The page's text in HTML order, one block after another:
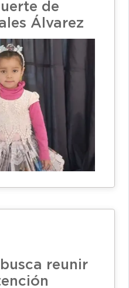
de
Álvarez
reunir